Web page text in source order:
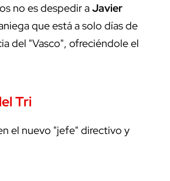
no es despedir aJavier
que está a solo días de
del "Vasco", ofreciéndole el
Tri
el nuevo "jefe" directivo y